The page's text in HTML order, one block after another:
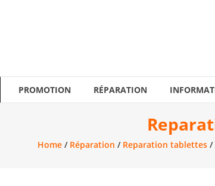
PROMOTION RÉPARATION
Home/ Réparation / Reparation tablettes/